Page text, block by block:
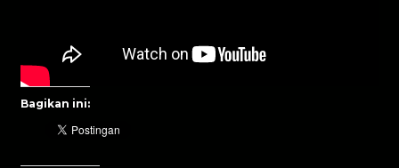
Bagikan ini: